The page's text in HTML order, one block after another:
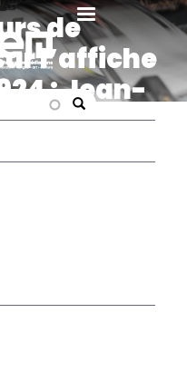
search
de
l’affiche
: Jean-
sur